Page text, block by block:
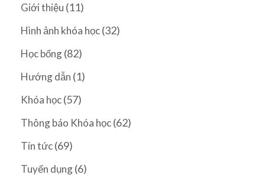
Giới thiệu (11)
Hình ảnh khóa học(32)
Học bổng(82)
Hướng dẫn (1)
Khóa học(57)
Thông báo Khóa học(62)
Tin tức(69)
Tuyển dụng(6)